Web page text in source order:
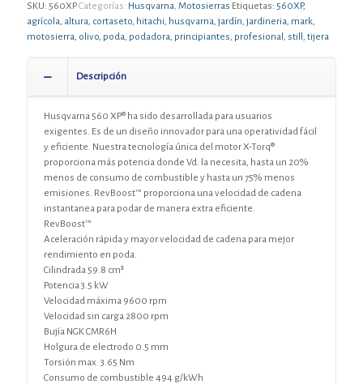
SKU: 560XPCategorías: Husqvarna, Motosierras Etiquetas: 560XP,
agrícola, altura, cortaseto, hitachi, husqvarna,jardín,jardineria, mark,
motosierra, olivo, poda, podadora, principiantes, profesional , still , tijera
Descripción
Husqvarna 560 XP® ha sido desarrollada para usuarios
exigentes. Es de un diseño innovador para una operatividad fácil
y eficiente. Nuestra tecnología única del motor X-Torq®
proporciona más potencia donde Vd. la necesita, hasta un 20%
menos de consumo de combustible y hasta un 75% menos
emisiones. RevBoost™ proporciona una velocidad de cadena
instantanea para podar de manera extra eficiente.
RevBoost™
Aceleración rápida y mayor velocidad de cadena para mejor
rendimiento en poda.
Cilindrada 59.8 cm³
Potencia 3.5 kW
Velocidad máxima 9600 rpm
Velocidad sin carga 2800 rpm
Bujía NGK CMR6H
Holgura de electrodo 0.5 mm
Torsión max. 3.65 Nm
Consumo de combustible 494 g/kWh